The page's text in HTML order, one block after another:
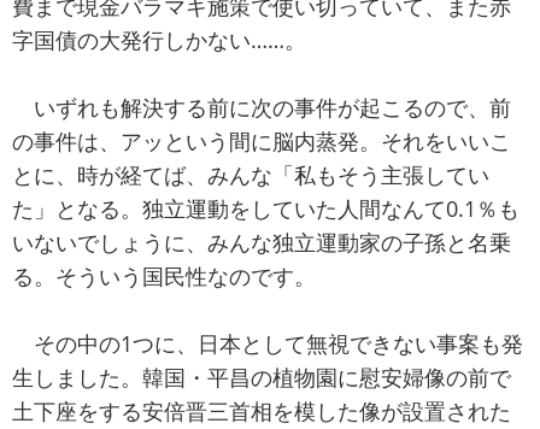
費まで現金バラマキ施策で使い切っていて、また赤
字国債の大発行しかない……。
いずれも解決する前に次の事件が起こるので、前
の事件は、アッという間に脳内蒸発。それをいいこ
とに、時が経てば、みんな「私もそう主張してい
た」となる。独立運動をしていた人間なんて0.1％も
いないでしょうに、みんな独立運動家の子孫と名乗
る。そういう国民性なのです。
その中の1つに、日本として無視できない事案も発
生しました。韓国・平昌の植物園に慰安婦像の前で
土下座をする安倍晋三首相を模した像が設置された